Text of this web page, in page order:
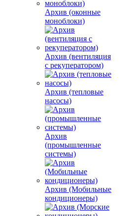
Архив (оконные
моноблоки)
Архив (вентиляция
с рекуператором)
Архив (тепловые
насосы)
Архив
(промышленные
системы)
Архив (Мобильные
кондиционеры)